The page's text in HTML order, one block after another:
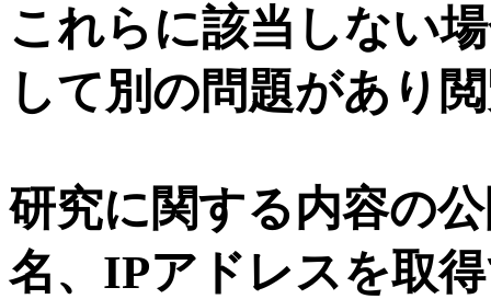
これらに該当しない
して別の問題があり
研究に関する内容の
名、IPアドレスを取